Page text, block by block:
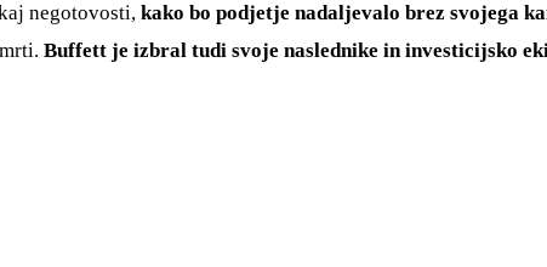
negotovosti, kako bo podjetje nadaljevalo brez svojega
Buffett je izbral tudi svoje naslednike in investicijsko